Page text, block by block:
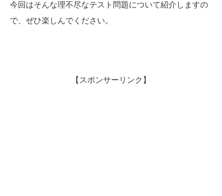
今回はそんな理不尽なテスト問題について紹介しますの
で、ぜひ楽しんでください。
【スポンサーリンク】